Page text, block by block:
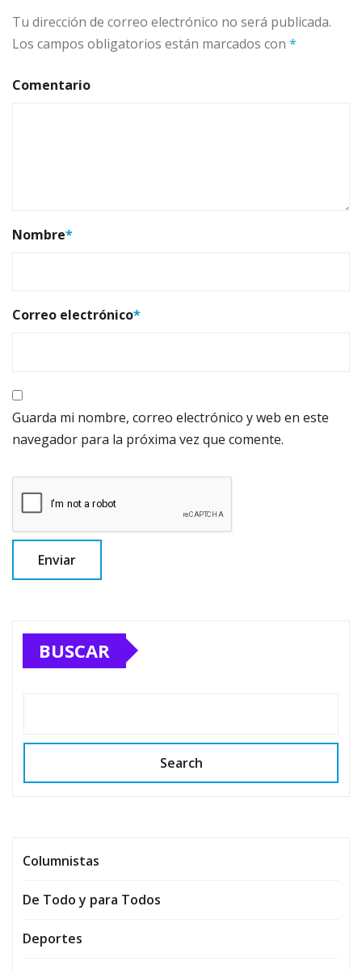
Tu dirección de correo electrónico no será publicada.
Los campos obligatorios están marcados con *
Comentario
Nombre*
Correo electrónico*
Guarda mi nombre, correo electrónico y web en este
navegador para la próxima vez que comente.
BUSCAR
Search
Columnistas
De Todo y para Todos
Deportes